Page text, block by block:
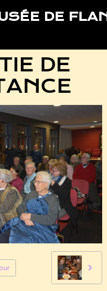
DE
DE